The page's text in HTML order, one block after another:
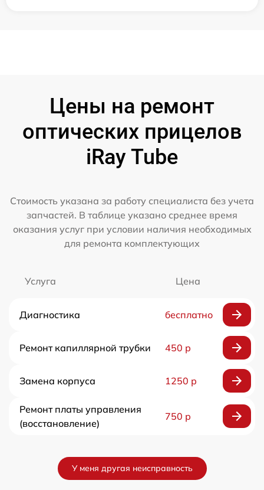
Цены на ремонт
оптических прицелов
iRay Tube
Стоимость указана за работу специалиста без учета
запчастей. В таблице указано среднее время
оказания услуг при условии наличия необходимых
для ремонта комплектующих
Услуга Цена
Диагностика бесплатно
Ремонт капиллярной трубки 450 р
Замена корпуса 1250 р
Ремонт платы управления
(восстановление)
750 р
У меня другая неисправность